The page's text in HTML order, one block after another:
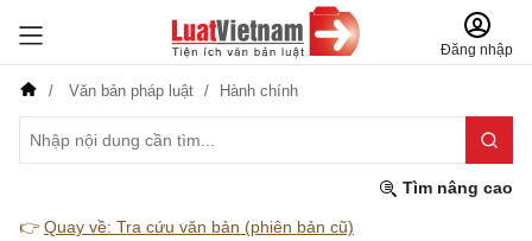
Đăng nhập
Văn bản pháp luật Hành chính
Tìm nâng cao
👉 Quay về: Tra cứu văn bản (phiên bản cũ)